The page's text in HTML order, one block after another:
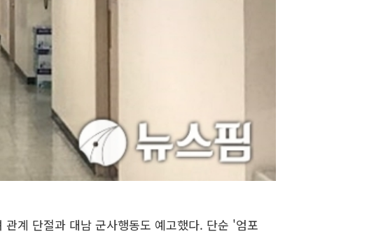
계 단절과 대남 군사행동도 예고했다. 단순 '엄포